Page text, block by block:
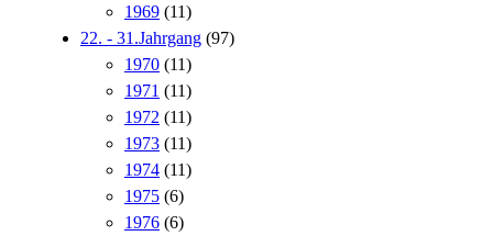
1969 (11)
22. - 31.Jahrgang (97)
1970 (11)
1971 (11)
1972 (11)
1973 (11)
1974 (11)
1975 (6)
1976 (6)